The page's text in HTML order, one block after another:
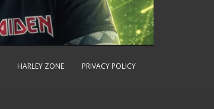
HARLEY ZONE PRIVACY POLICY